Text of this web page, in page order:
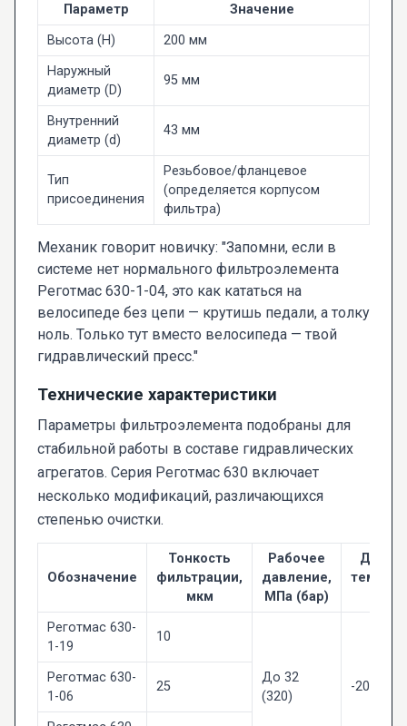
Параметр
Значение
Высота (H)
200 мм
Наружный
диаметр (D)
95 мм
Внутренний
диаметр (d)
43 мм
Тип
присоединения
Резьбовое/фланцевое
(определяется корпусом
фильтра)
Механик говорит новичку: "Запомни, если в
системе нет нормального фильтроэлемента
Реготмас 630-1-04, это как кататься на
велосипеде без цепи — крутишь педали, а толку
ноль. Только тут вместо велосипеда — твой
гидравлический пресс."
Технические характеристики
Параметры фильтроэлемента подобраны для
стабильной работы в составе гидравлических
агрегатов. Серия Реготмас 630 включает
несколько модификаций, различающихся
степенью очистки.
Обозначение
Тонкость
фильтрации,
мкм
Рабочее
давление,
МПа (бар)
Реготмас 630-
1-19
10
До 32
(320)
-20 ... +80
Реготмас 630-
1-06
25